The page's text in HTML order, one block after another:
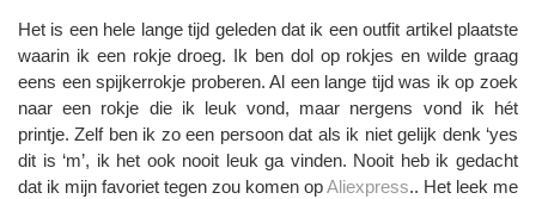
Het is een hele lange tijd geleden dat ik een outfit artikel plaatste
waarin ik een rokje droeg. Ik ben dol op rokjes en wilde graag
eens een spijkerrokje proberen. Al een lange tijd was ik op zoek
naar een rokje die ik leuk vond, maar nergens vond ik hét
printje. Zelf ben ik zo een persoon dat als ik niet gelijk denk ‘yes
dit is ‘m’, ik het ook nooit leuk ga vinden. Nooit heb ik gedacht
dat ik mijn favoriet tegen zou komen opAliexpress.. Het leek me